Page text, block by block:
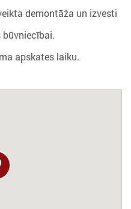
demontāža un izvesti
apskates laiku.